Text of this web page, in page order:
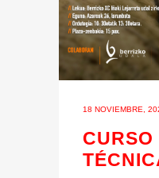
18 NOVIEMBRE,
CURSO